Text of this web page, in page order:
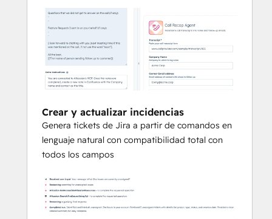
Crear y actualizar incidencias
Genera tickets de Jira a partir de comandos en
lenguaje natural con compatibilidad total con
todos los campos